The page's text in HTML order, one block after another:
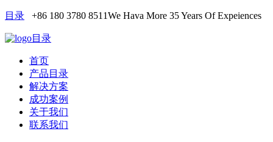
目录 +86 180 3780 8511We Hava More 35 Years Of Expeiences
目录
首页
产品目录
解决方案
成功案例
关于我们
联系我们